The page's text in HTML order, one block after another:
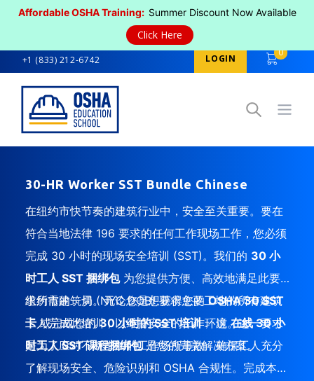
Affordable OSHA Training: Summer Discount Now Available
Click Here
+1 (833) 212-6742 LOGIN
0
30-HR Worker SST Bundle Chinese
在纽约市快节奏的建筑行业中，安全至关重要。要在
符合当地法律 196 要求的任何工作现场工作，您必须
完成 30 小时的现场安全培训 (SST)。我们的 30 小
时工人 SST 捆绑包为您提供方便、高效地满足此要
求所需的一切。无论您是想获得您的OSHA 30 SST
卡或完成您的30 小时的 SST 培训， 这在线 30 小
时工人 SST 课程捆绑包是您的完美解决方案。
纽约市建筑局 (NYC DOB) 要求主要工地的所有建筑
工人完成此培训，以维持安全的工作环境。这一要求
是为了应对不断增加的工作场所事故，确保工人充分
了解现场安全、危险识别和 OSHA 合规性。完成本课